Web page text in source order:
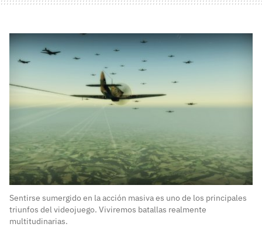
Sentirse sumergido en la acción masiva es uno de los principales
triunfos del videojuego. Viviremos batallas realmente
multitudinarias.